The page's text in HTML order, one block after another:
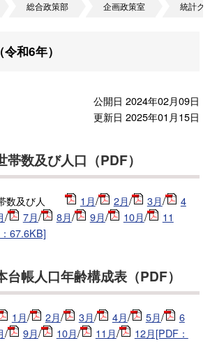
総合政策部 企画政策室 統計グ
和6年）
公開日 2024年02月09日
更新日 2025年01月15日
数及び人口（PDF）
数及び人 1月/ 2月/ 3月/
4
/ 7月/ 8月/ 9月/ 10月/
11
67.6KB]
帳人口年齢構成表（PDF）
1月/ 2月/ 3月/ 4月/ 5月/
6
/ 9月/ 10月/ 11月/
12月[PDF：